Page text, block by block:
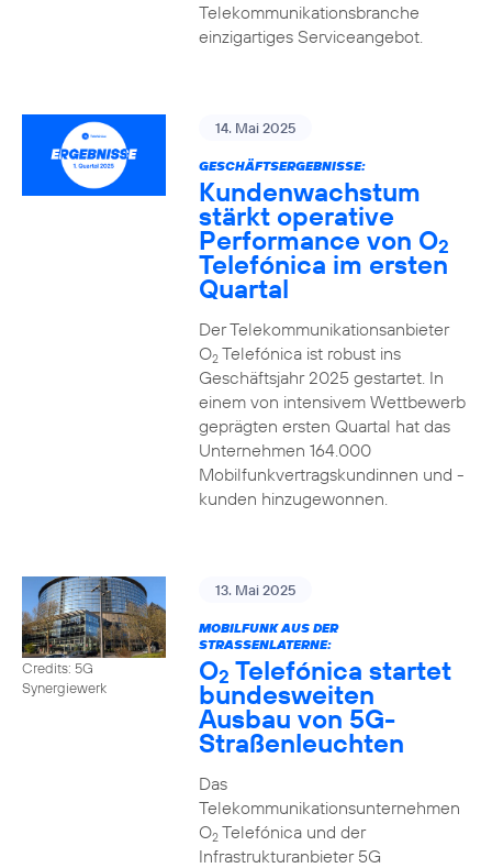
Telekommunikationsbranche
einzigartiges Serviceangebot.
14. Mai 2025
GESCHÄFTSERGEBNISSE:
Kundenwachstum
stärkt operative
Performance von O2
Telefónica im ersten
Quartal
Der Telekommunikationsanbieter
O2Telefónica ist robust ins
Geschäftsjahr 2025 gestartet. In
einem von intensivem Wettbewerb
geprägten ersten Quartal hat das
Unternehmen 164.000
Mobilfunkvertragskundinnen und -
kunden hinzugewonnen.
Credits: 5G
Synergiewerk
13. Mai 2025
MOBILFUNK AUS DER
STRASSENLATERNE:
O2 Telefónica startet
bundesweiten
Ausbau von 5G-
Straßenleuchten
Das
Telekommunikationsunternehmen
O2Telefónica und der
Infrastrukturanbieter 5G